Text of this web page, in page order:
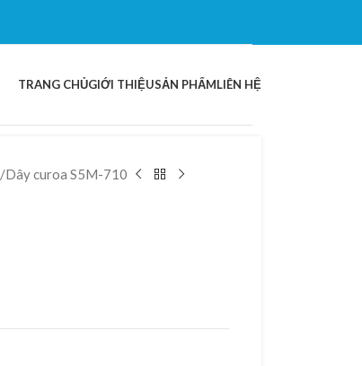
TRANG CHỦGIỚI THIỆUSẢN PHẨMLIÊN HỆ
Dây curoa S5M-710